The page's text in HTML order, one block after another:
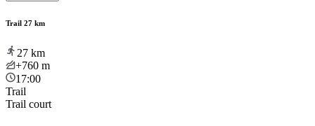
Trail 27 km
27 km
+760 m
17:00
Trail
Trail court